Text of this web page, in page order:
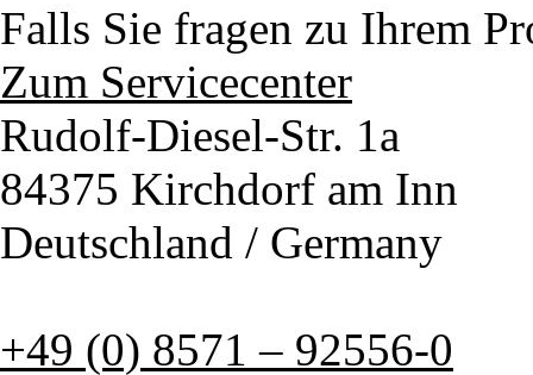
Falls Sie fragen zu Ihrem
Zum Servicecenter
Rudolf-Diesel-Str. 1a
84375 Kirchdorf am Inn
Deutschland / Germany
+49 (0) 8571 – 92556-0